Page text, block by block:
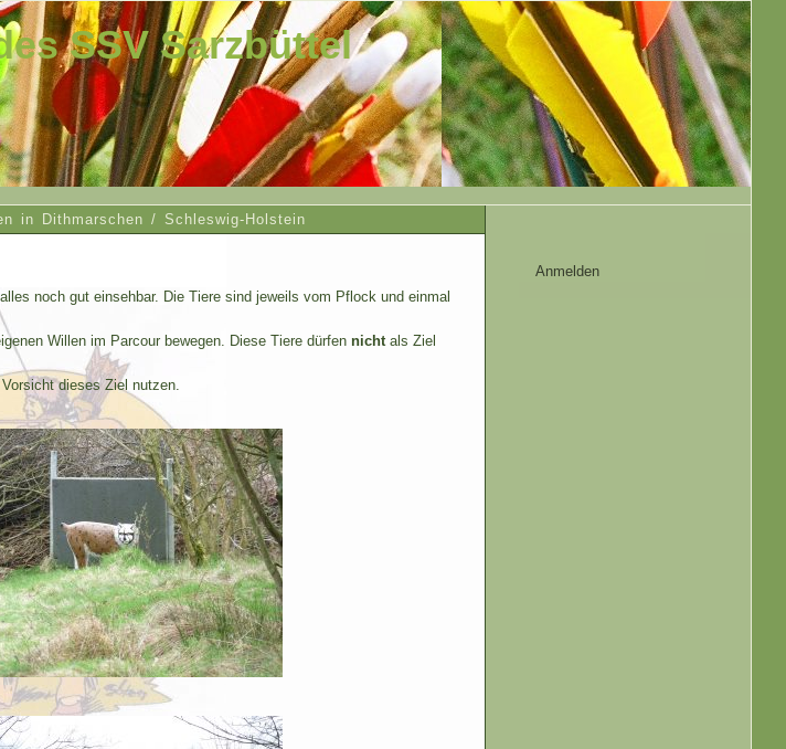
SSV Sarzbüttel
in Dithmarschen / Schleswig-Holstein
Anmelden
noch gut einsehbar. Die Tiere sind jeweils vom Pflock und einmal
Willen im Parcour bewegen. Diese Tiere dürfen nichtals Ziel
dieses Ziel nutzen.